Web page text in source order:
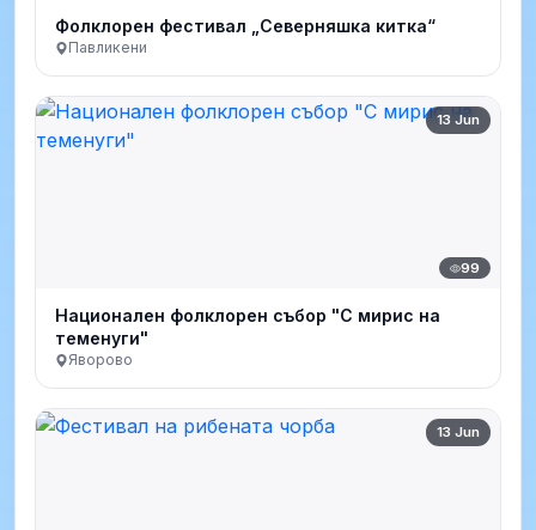
Фолклорен фестивал „Северняшка китка“
Павликени
13 Jun
99
Национален фолклорен събор "С мирис на
теменуги"
Яворово
13 Jun